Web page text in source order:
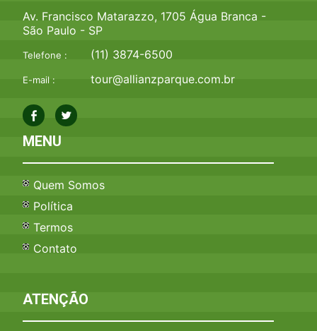
Av. Francisco Matarazzo, 1705 Água Branca -
São Paulo - SP
Telefone : (11) 3874-6500
E-mail : tour@allianzparque.com.br
MENU
Quem Somos
Política
Termos
Contato
ATENÇÃO